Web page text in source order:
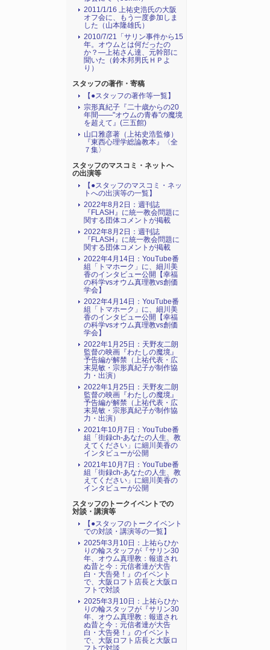
2011/1/16 上祐史浩氏の大阪
オフ会に、もう一度参加しま
した（山本隆雄氏）
2010/7/21「サリン事件から15
年。オウムとは何だったの
か？―上祐さん達、元幹部に
聞いた（鈴木邦男氏ＨＰよ
り）
スタッフの著作・寄稿
【●スタッフの著作等一覧】
宗形真紀子『二十歳からの20
年間――"オウムの青春"の魔境
を超えて』(三五館)
山口雅彦著（上祐史浩監修）
『東西心理学総論教本』〈全
７集〉
スタッフのマスコミ・ネットへ
の出演等
【●スタッフのマスコミ・ネッ
トへの出演等の一覧】
2022年8月2日：週刊誌
『FLASH』に統一教会問題に
関する団体コメントが掲載
2022年8月2日：週刊誌
『FLASH』に統一教会問題に
関する団体コメントが掲載
2022年4月14日：YouTube番
組「トマホーク」に、細川美
香のインタビュー公開【幸福
の科学vsオウム真理教vs創価
学会】
2022年4月14日：YouTube番
組「トマホーク」に、細川美
香のインタビュー公開【幸福
の科学vsオウム真理教vs創価
学会】
2022年1月25日：天野友二朗
監督の映画『わたしの魔境』
予告編が解禁（上祐代表・広
末晃敏・宗形真紀子が制作協
力・出演）
2022年1月25日：天野友二朗
監督の映画『わたしの魔境』
予告編が解禁（上祐代表・広
末晃敏・宗形真紀子が制作協
力・出演）
2021年10月7日：YouTube番
組「街録ch-あなたの人生、教
えてください」に細川美香の
インタビューが公開
2021年10月7日：YouTube番
組「街録ch-あなたの人生、教
えてください」に細川美香の
インタビューが公開
スタッフのトークイベントでの
対談・講演等
【●スタッフのトークイベント
での対談・講演等の一覧】
2025年3月10日：上祐らひか
りの輪スタッフが『サリン30
年、オウム真理教：報道され
ぬ昔と今：元信者達が大告
白・大告発！』のイベント
で、大阪ロフト店長と大阪ロ
フトで対談
2025年3月10日：上祐らひか
りの輪スタッフが『サリン30
年、オウム真理教：報道され
ぬ昔と今：元信者達が大告
白・大告発！』のイベント
で、大阪ロフト店長と大阪ロ